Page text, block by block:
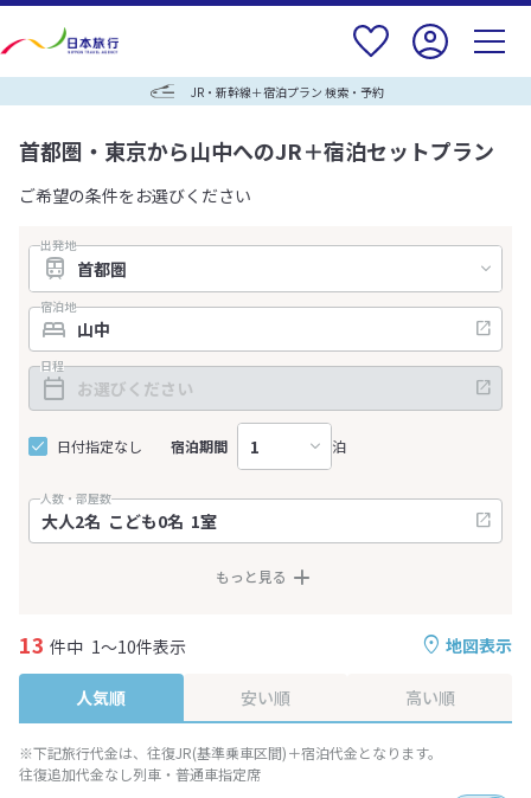
JR・新幹線＋宿泊プラン 検索・予約
首都圏・東京から山中へのJR＋宿泊セットプラン
ご希望の条件をお選びください
出発地
宿泊地
日程
日付指定なし 宿泊期間 泊
人数・部屋数
もっと見る
地図表示
13 件中 1～10件表示
人気順 安い順 高い順
※下記旅行代金は、往復JR(基準乗車区間)＋宿泊代金となります。
往復追加代金なし列車・普通車指定席